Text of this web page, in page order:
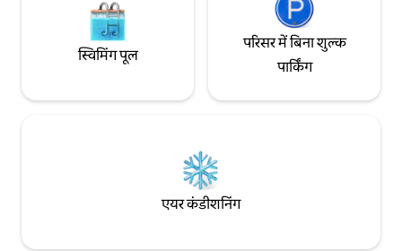
स्विमिंग पूल
परिसर में बिना शुल्क
पार्किंग
एयर कंडीशनिंग